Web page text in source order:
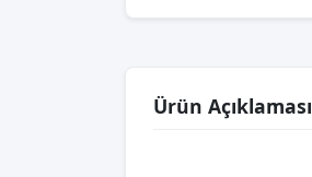
Ürün Açıklaması